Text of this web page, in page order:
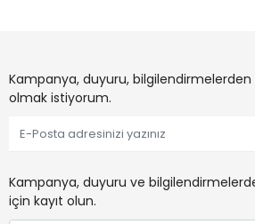
Kampanya, duyuru,
olmak istiyorum.
Kampanya, duyuru ve
için kayıt olun.